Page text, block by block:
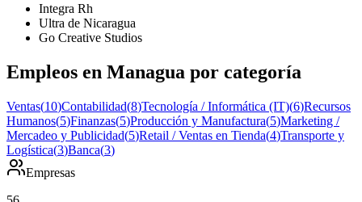
Integra Rh
Ultra de Nicaragua
Go Creative Studios
Empleos en Managua por categoría
Ventas(10)Contabilidad(8)Tecnología / Informática (IT)(6)Recursos
Humanos(5)Finanzas(5)Producción y Manufactura(5)Marketing /
Mercadeo y Publicidad(5)Retail / Ventas en Tienda(4)Transporte y
Logística(3)Banca(3)
Empresas